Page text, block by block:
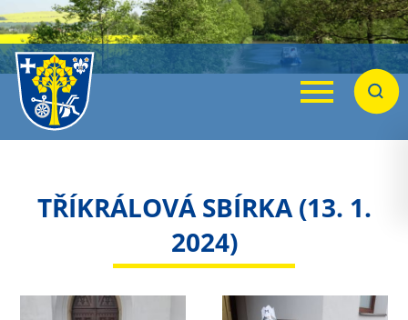
Menu
TŘÍKRÁLOVÁ SBÍRKA (13. 1.
2024)